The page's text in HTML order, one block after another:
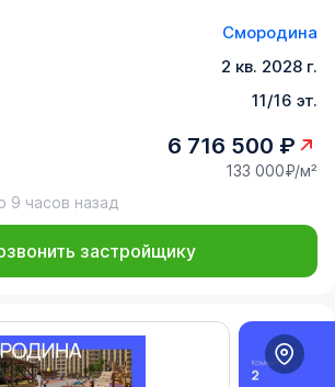
Смородина
2 кв. 2028 г.
11/16 эт.
6 716 500 ₽
133 000₽/м²
9 часов назад
застройщику